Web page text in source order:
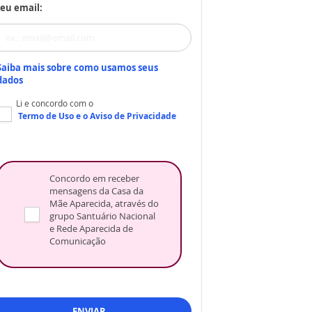
email:
mais sobre como usamos seus
Li e concordo com o
Termo de Usoe oAviso de Privacidade
Concordo em receber
mensagens da Casa da
Mãe Aparecida, através do
grupo Santuário Nacional
e Rede Aparecida de
Comunicação